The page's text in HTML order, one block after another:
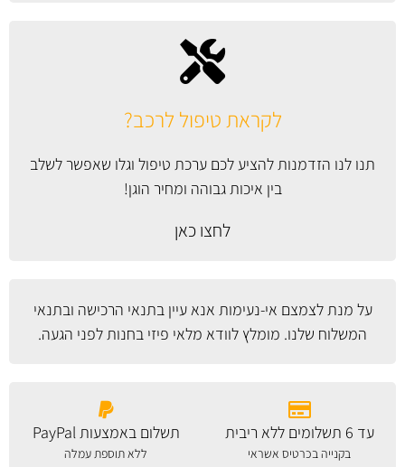
לקראת טיפול לרכב?
תנו לנו הזדמנות להציע לכם ערכת טיפול וגלו שאפשר לשלב
בין איכות גבוהה ומחיר הוגן!
לחצו כאן
על מנת לצמצם אי-נעימות אנא עייןבתנאי הרכישה ובתנאי
המשלוח שלנו. מומלץ לוודא מלאי פיזי בחנות לפני הגעה.
עד 6 תשלומים ללא ריבית
בקנייה בכרטיס אשראי
תשלום באמצעות PayPal
ללא תוספת עמלה